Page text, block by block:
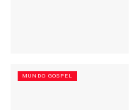
MUNDO GOSPEL